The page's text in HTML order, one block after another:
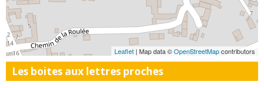
Leaflet | Map data ©OpenStreetMapcontributors
Les boites aux lettres proches